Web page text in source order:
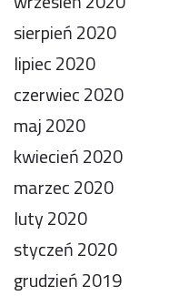
sierpień 2020
lipiec 2020
czerwiec 2020
maj 2020
kwiecień 2020
marzec 2020
luty 2020
styczeń 2020
grudzień 2019